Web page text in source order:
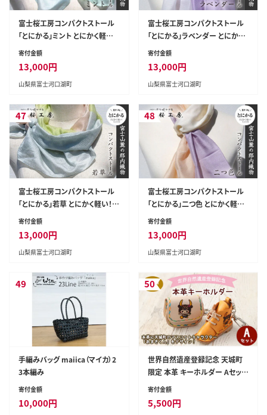
富士桜工房コンパクトストール
「とにかる」ミント とにかく軽い！
（スカーフ） FAA4003
寄付金額
13,000円
山梨県富士河口湖町
富士桜工房コンパクトストール
「とにかる」ラベンダー とにかく
軽い！（スカーフ） FAA4004
寄付金額
13,000円
山梨県富士河口湖町
47
富士桜工房コンパクトストール
「とにかる」若草 とにかく軽い！
（スカーフ） FAA4005
寄付金額
13,000円
山梨県富士河口湖町
48
富士桜工房コンパクトストール
「とにかる」二つ色 とにかく軽い！
（スカーフ） FAA4006
寄付金額
13,000円
山梨県富士河口湖町
49
手編みバッグ maiica（マイカ）2
3本編み
寄付金額
10,000円
50
世界自然遺産登録記念 天城町
限定 本革 キーホルダー Aセット
マスコットキャラクター あまぎく
寄付金額
5,500円